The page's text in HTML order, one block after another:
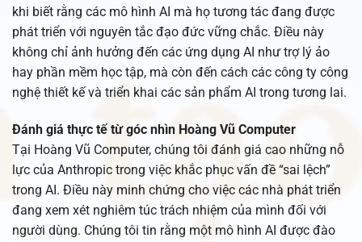
khi biết rằng các mô hình AI mà họ tương tác đang được
phát triển với nguyên tắc đạo đức vững chắc. Điều này
không chỉ ảnh hưởng đến các ứng dụng AI như trợ lý ảo
hay phần mềm học tập, mà còn đến cách các công ty công
nghệ thiết kế và triển khai các sản phẩm AI trong tương lai.
Đánh giá thực tế từ góc nhìn Hoàng Vũ Computer
Tại Hoàng Vũ Computer, chúng tôi đánh giá cao những nỗ
lực của Anthropic trong việc khắc phục vấn đề “sai lệch”
trong AI. Điều này minh chứng cho việc các nhà phát triển
đang xem xét nghiêm túc trách nhiệm của mình đối với
người dùng. Chúng tôi tin rằng một mô hình AI được đào